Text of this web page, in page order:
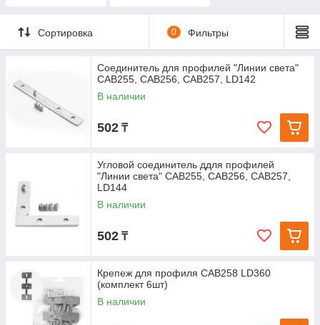
Сортировка 0 Фильтры
Соединитель для профилей "Линии света"
CAB255, CAB256, CAB257, LD142
В наличии
502 ₸
Угловой соединитель ддля профилей
"Линии света" CAB255, CAB256, CAB257,
LD144
В наличии
502 ₸
Крепеж для профиля САВ258 LD360
(комплект 6шт)
В наличии